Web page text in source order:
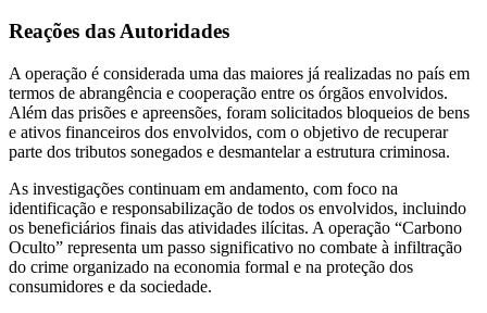
Reações das Autoridades
A operação é considerada uma das maiores já realizadas no país em
termos de abrangência e cooperação entre os órgãos envolvidos.
Além das prisões e apreensões, foram solicitados bloqueios de bens
e ativos financeiros dos envolvidos, com o objetivo de recuperar
parte dos tributos sonegados e desmantelar a estrutura criminosa.
As investigações continuam em andamento, com foco na
identificação e responsabilização de todos os envolvidos, incluindo
os beneficiários finais das atividades ilícitas. A operação “Carbono
Oculto” representa um passo significativo no combate à infiltração
do crime organizado na economia formal e na proteção dos
consumidores e da sociedade.